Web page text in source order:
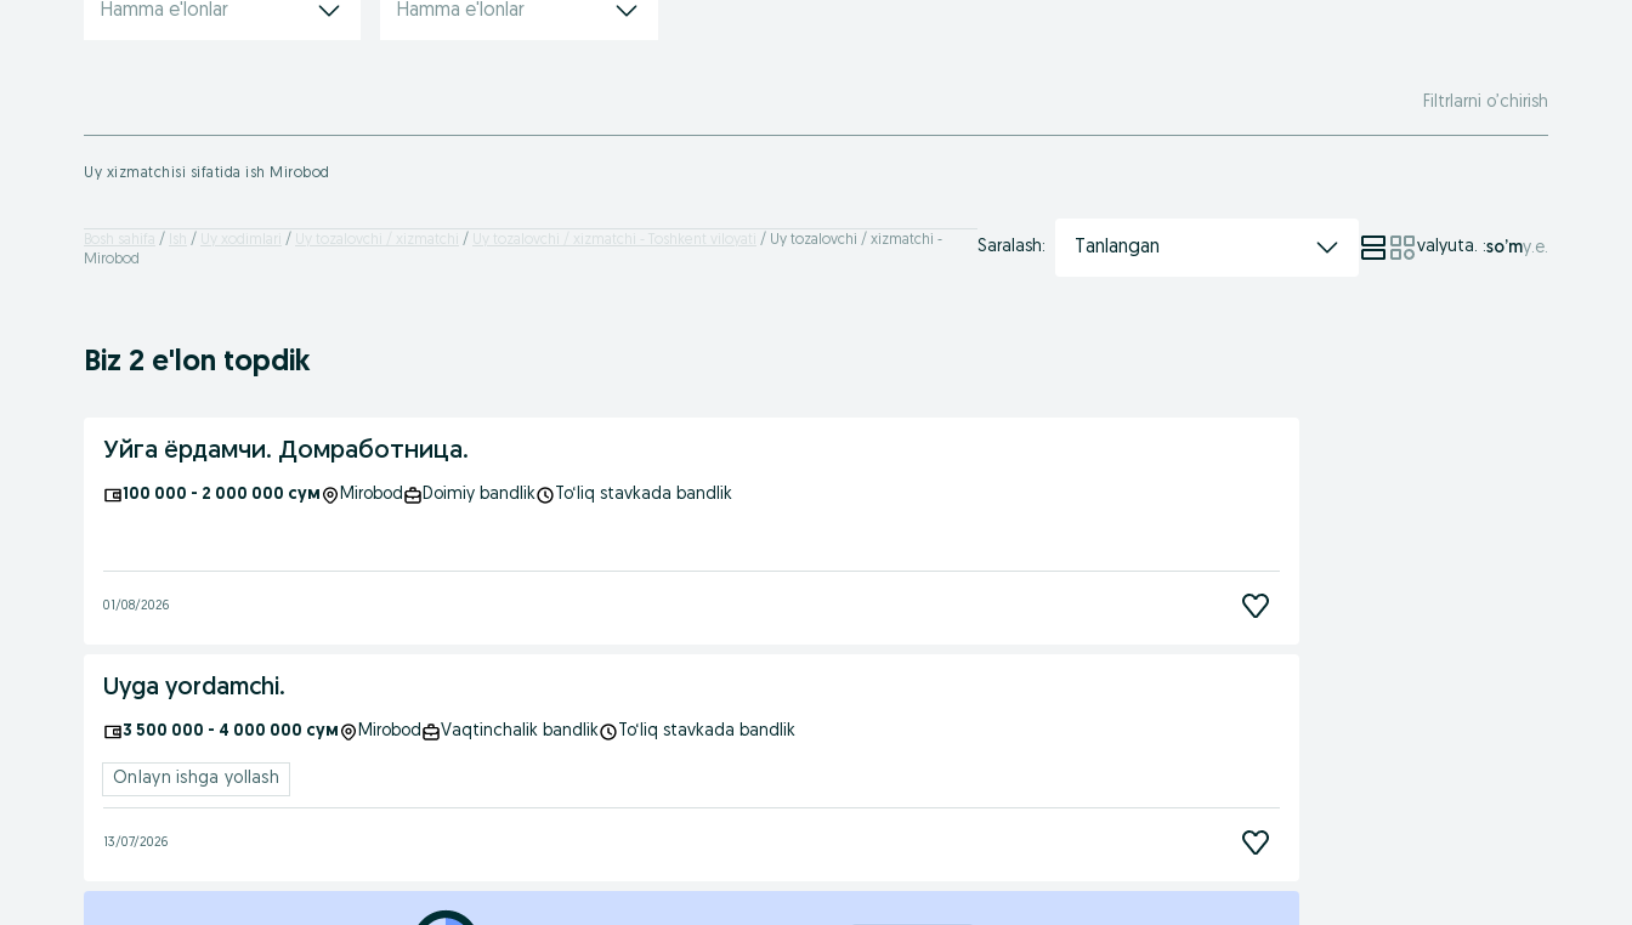
Hamma e'lonlar Hamma e'lonlar
Filtrlarni o’chirish
Uy xizmatchisi sifatida ish Mirobod
Bosh sahifa Ish Uy xodimlari Uy tozalovchi / xizmatchi Uy tozalovchi / xizmatchi - Toshkent viloyati
Uy tozalovchi / xizmatchi -
Mirobod
Saralash: Tanlangan valyuta. :so’mу.е.
Biz 2 e'lon topdik
Уйга ёрдамчи. Домработница.
100 000 - 2 000 000 сум Mirobod Doimiy bandlik To‘liq stavkada bandlik
01/08/2026
Uyga yordamchi.
3 500 000 - 4 000 000 сум Mirobod Vaqtinchalik bandlik To‘liq stavkada bandlik
Onlayn ishga yollash
13/07/2026